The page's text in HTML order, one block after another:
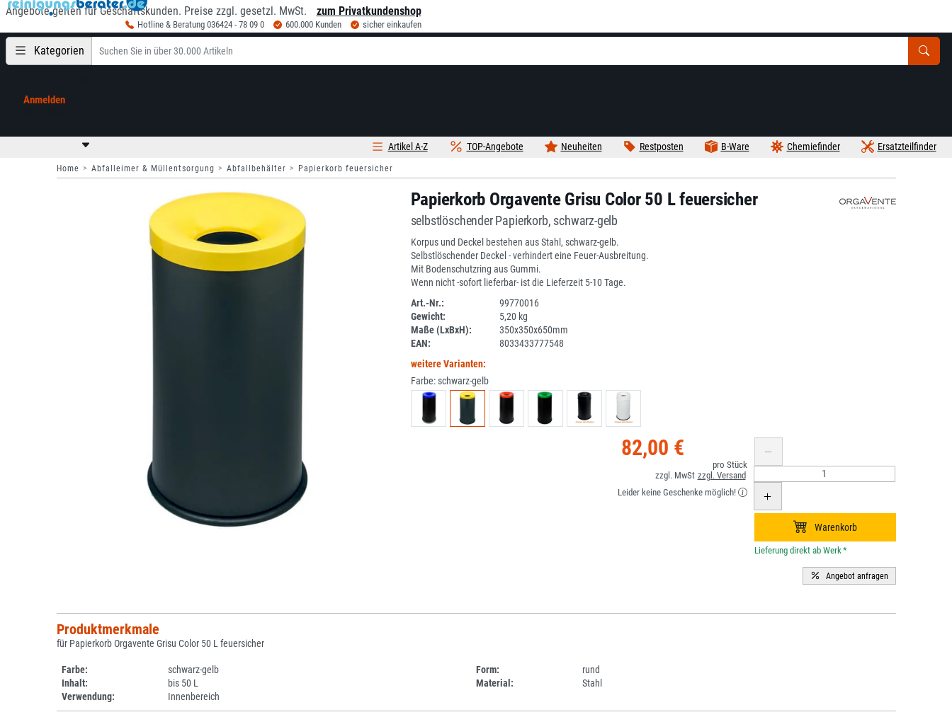
Angebote gelten für Geschäftskunden. Preise zzgl. gesetzl. MwSt. zum Privatkundenshop
Hotline & Beratung 036424 - 78 09 0 600.000 Kunden sicher einkaufen
Kategorien
Anmelden
Ersatzteilfinder
Chemiefinder
B-Ware
Restposten
Neuheiten
TOP-Angebote
Artikel A-Z
Home Abfalleimer & Müllentsorgung Abfallbehälter Papierkorb feuersicher
Papierkorb Orgavente Grisu Color 50 L feuersicher
selbstlöschender Papierkorb, schwarz-gelb
Korpus und Deckel bestehen aus Stahl, schwarz-gelb.
Selbstlöschender Deckel - verhindert eine Feuer-Ausbreitung.
Mit Bodenschutzring aus Gummi.
Wenn nicht -sofort lieferbar- ist die Lieferzeit 5-10 Tage.
Art.-Nr.:
99770016
Gewicht:
5,20 kg
Maße (LxBxH):
350x350x650mm
EAN:
8033433777548
weitere Varianten:
Farbe:schwarz-gelb
82,00 €
Leider keine Geschenke möglich!
*
Produktmerkmale
für Papierkorb Orgavente Grisu Color 50 L feuersicher
Farbe: schwarz-gelb Form:
rund
Inhalt:
bis 50 L Material:
Stahl
Verwendung:
Innenbereich